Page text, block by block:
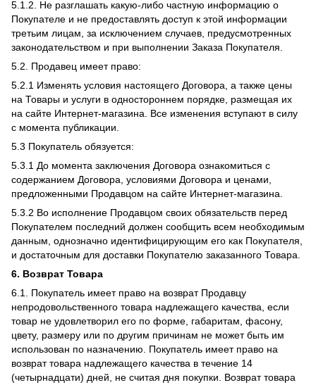
5.1.2. Не разглашать какую-либо частную информацию о
Покупателе и не предоставлять доступ к этой информации
третьим лицам, за исключением случаев, предусмотренных
законодательством и при выполнении Заказа Покупателя.
5.2. Продавец имеет право:
5.2.1 Изменять условия настоящего Договора, а также цены
на Товары и услуги в одностороннем порядке, размещая их
на сайте Интернет-магазина. Все изменения вступают в силу
с момента публикации.
5.3 Покупатель обязуется:
5.3.1 До момента заключения Договора ознакомиться с
содержанием Договора, условиями Договора и ценами,
предложенными Продавцом на сайте Интернет-магазина.
5.3.2 Во исполнение Продавцом своих обязательств перед
Покупателем последний должен сообщить всем необходимым
данным, однозначно идентифицирующим его как Покупателя,
и достаточным для доставки Покупателю заказанного Товара.
6. Возврат Товара
6.1. Покупатель имеет право на возврат Продавцу
непродовольственного товара надлежащего качества, если
товар не удовлетворил его по форме, габаритам, фасону,
цвету, размеру или по другим причинам не может быть им
использован по назначению. Покупатель имеет право на
возврат товара надлежащего качества в течение 14
(четырнадцати) дней, не считая дня покупки. Возврат товара